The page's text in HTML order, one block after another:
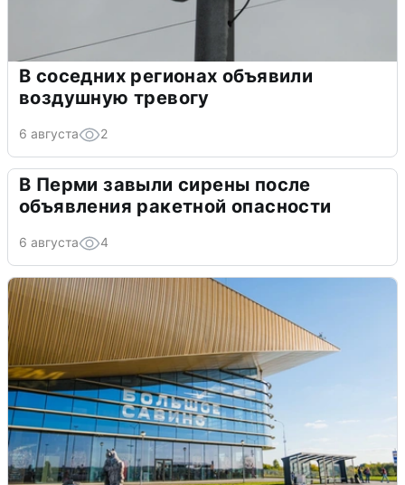
В соседних регионах объявили
воздушную тревогу
6 августа 2
В Перми завыли сирены после
объявления ракетной опасности
6 августа 4